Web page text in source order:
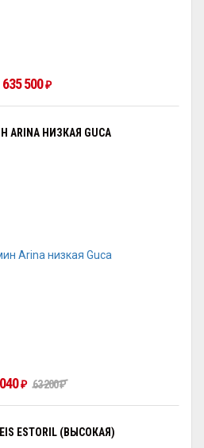
635 500₽
ARINA НИЗКАЯ GUCA
₽ 63 200₽
ESTORIL (ВЫСОКАЯ)